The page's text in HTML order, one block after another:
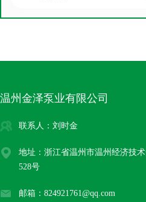
温州金泽泵业有限公司
联系人：刘时金
地址：浙江省温州市温州经济技
528号
邮箱：824921761@qq.com